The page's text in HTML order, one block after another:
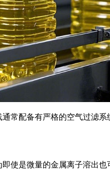
配备有严格的空气过滤系
是微量的金属离子溶出也